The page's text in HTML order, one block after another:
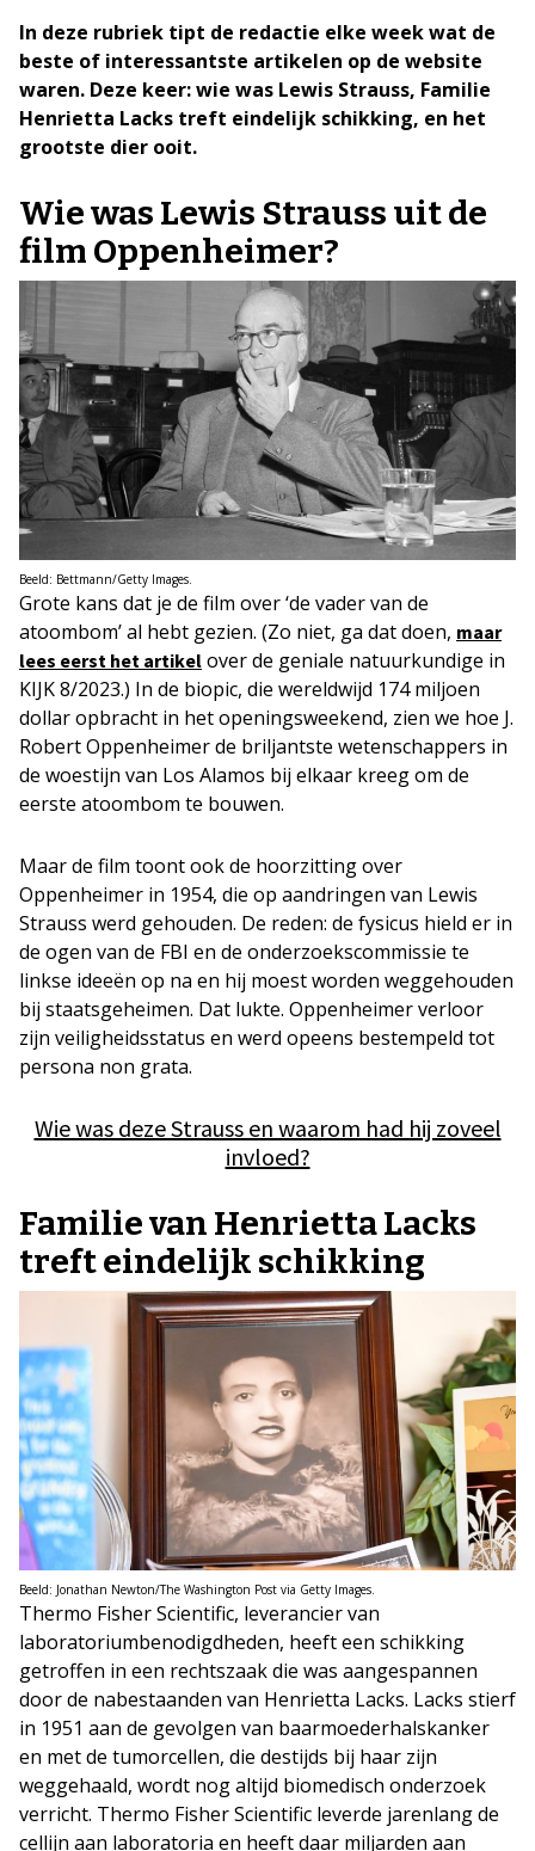
In deze rubriek tipt de redactie elke week wat de
beste of interessantste artikelen op de website
waren. Deze keer: wie was Lewis Strauss, Familie
Henrietta Lacks treft eindelijk schikking, en het
grootste dier ooit.
Wie was Lewis Strauss uit de
film Oppenheimer?
Beeld: Bettmann/Getty Images.
Grote kans dat je de film over ‘de vader van de
atoombom’ al hebt gezien. (Zo niet, ga dat doen, maar
lees eerst het artikel over de geniale natuurkundige in
KIJK 8/2023.) In de biopic, die wereldwijd 174 miljoen
dollar opbracht in het openingsweekend, zien we hoe J.
Robert Oppenheimer de briljantste wetenschappers in
de woestijn van Los Alamos bij elkaar kreeg om de
eerste atoombom te bouwen.
Maar de film toont ook de hoorzitting over
Oppenheimer in 1954, die op aandringen van Lewis
Strauss werd gehouden. De reden: de fysicus hield er in
de ogen van de FBI en de onderzoekscommissie te
linkse ideeën op na en hij moest worden weggehouden
bij staatsgeheimen. Dat lukte. Oppenheimer verloor
zijn veiligheidsstatus en werd opeens bestempeld tot
persona non grata.
Wie was deze Strauss en waarom had hij zoveel
invloed?
Familie van Henrietta Lacks
treft eindelijk schikking
Beeld: Jonathan Newton/The Washington Post via Getty Images.
Thermo Fisher Scientific, leverancier van
laboratoriumbenodigdheden, heeft een schikking
getroffen in een rechtszaak die was aangespannen
door de nabestaanden van Henrietta Lacks. Lacks stierf
in 1951 aan de gevolgen van baarmoederhalskanker
en met de tumorcellen, die destijds bij haar zijn
weggehaald, wordt nog altijd biomedisch onderzoek
verricht. Thermo Fisher Scientific leverde jarenlang de
cellijn aan laboratoria en heeft daar miljarden aan